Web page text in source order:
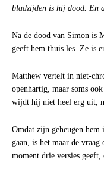
bladzijden is hij dood. En
Na de dood van Simon is
geeft hem thuis les. Ze is
Matthew vertelt in niet-
openhartig, maar soms
wijdt hij niet heel erg uit,
Omdat zijn geheugen hem
gaan, is het maar de
moment drie versies geeft,